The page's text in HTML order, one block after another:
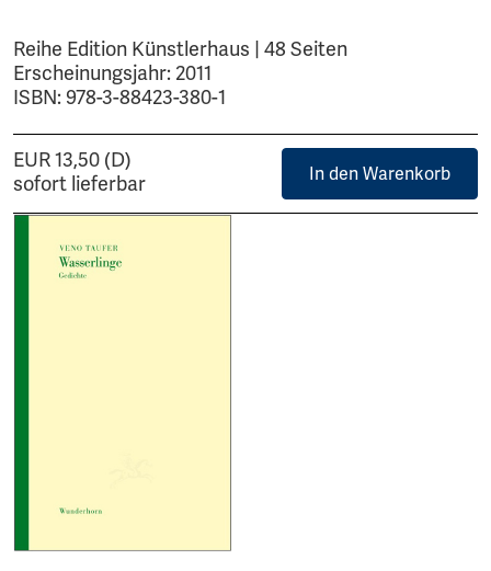
Reihe Edition Künstlerhaus | 48 Seiten
Erscheinungsjahr: 2011
ISBN: 978-3-88423-380-1
EUR 13,50 (D)
sofort lieferbar
In den Warenkorb